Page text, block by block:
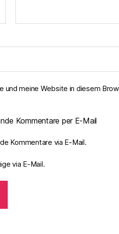
und meine Website in diesem
Kommentare per E-Mail
Kommentare via E-Mail.
via E-Mail.